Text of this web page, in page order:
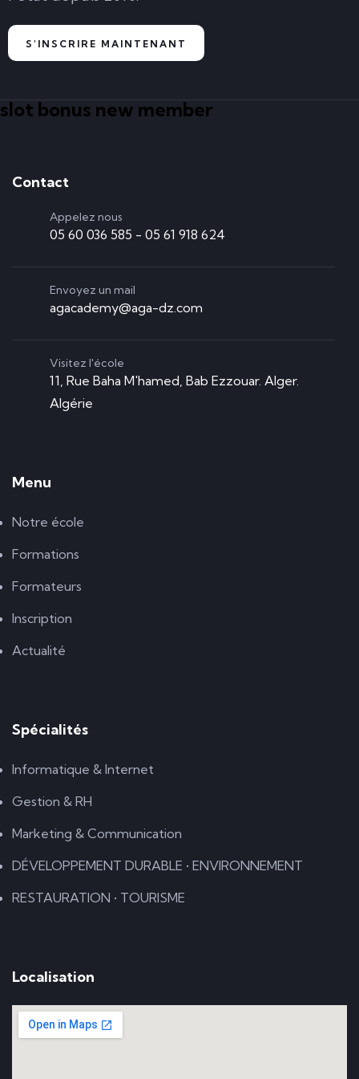
READ MORE
S'INSCRIRE MAINTENANT
slot bonus new member
Contact
Appelez nous
05 60 036 585 - 05 61 918 624
Envoyez un mail
agacademy@aga-dz.com
Visitez l'école
11, Rue Baha M'hamed, Bab Ezzouar. Alger.
Algérie
Menu
Notre école
Formations
Formateurs
Inscription
Actualité
Spécialités
Informatique & Internet
Gestion & RH
Marketing & Communication
DÉVELOPPEMENT DURABLE • ENVIRONNEMENT
RESTAURATION • TOURISME
Localisation